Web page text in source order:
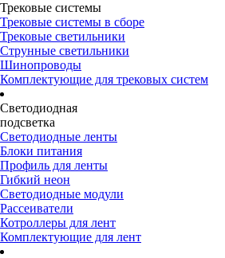
Трековые системы
Трековые системы в сборе
Трековые светильники
Струнные светильники
Шинопроводы
Комплектующие для трековых систем
Светодиодная
подсветка
Светодиодные ленты
Блоки питания
Профиль для ленты
Гибкий неон
Светодиодные модули
Рассеиватели
Котроллеры для лент
Комплектующие для лент